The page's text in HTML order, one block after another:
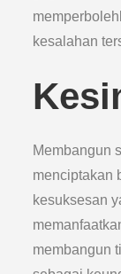
kesalahan
Membangun
menciptakan
kesuksesan
membangun